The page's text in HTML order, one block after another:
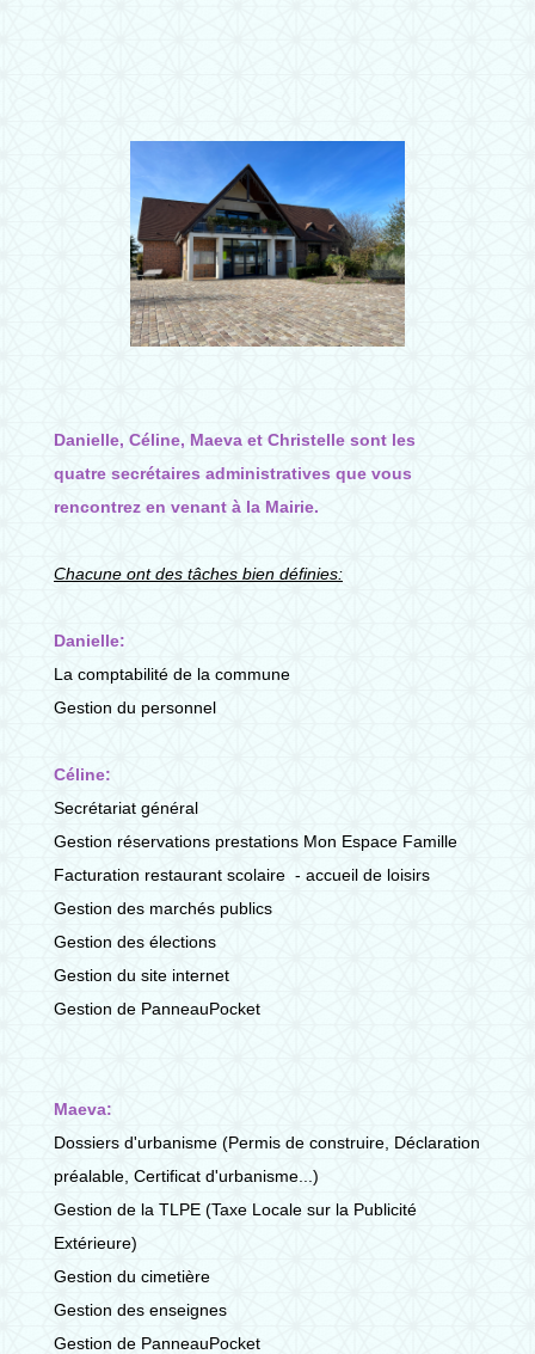
Danielle, Céline, Maeva et Christelle sont les
quatre secrétaires administratives que vous
rencontrez en venant à la Mairie.
Chacune ont des tâches bien définies:
Danielle:
La comptabilité de la commune
Gestion du personnel
Céline:
Secrétariat général
Gestion réservations prestations Mon Espace Famille
Facturation restaurant scolaire - accueil de loisirs
Gestion des marchés publics
Gestion des élections
Gestion du site internet
Gestion de PanneauPocket
Maeva:
Dossiers d'urbanisme (Permis de construire, Déclaration
préalable, Certificat d'urbanisme...)
Gestion de la TLPE (Taxe Locale sur la Publicité
Extérieure)
Gestion du cimetière
Gestion des enseignes
Gestion de PanneauPocket